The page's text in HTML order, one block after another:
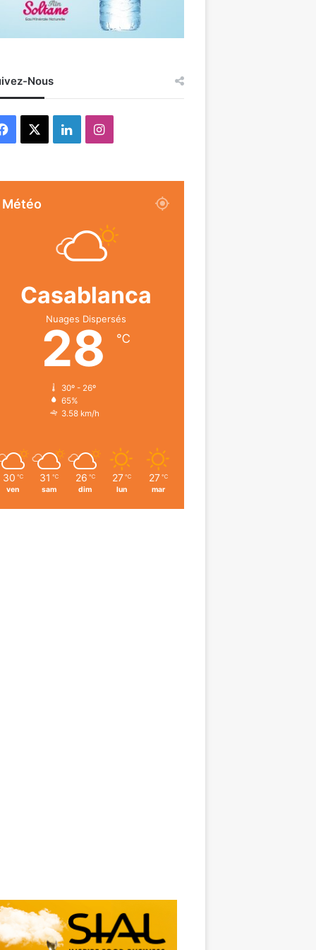
Nous
Facebook LinkedinInstagram
Météo
Casablanca
Nuages Dispersés
28 ℃
30º - 26º
65%
3.58 km/h
30 ℃
ven
31 ℃
sam
26 ℃
dim
27 ℃
lun
27 ℃
mar